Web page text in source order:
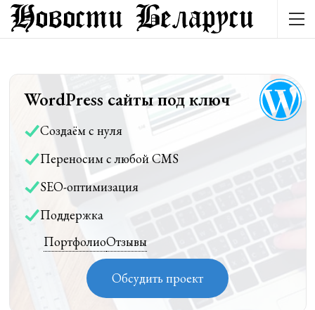
WordPress сайты под ключ
Создаём с нуля
Переносим с любой CMS
SEO-оптимизация
Поддержка
ПортфолиоОтзывы
Обсудить проект